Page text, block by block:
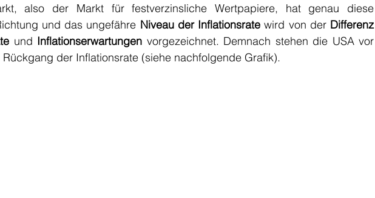
also der Markt für festverzinsliche Wertpapiere, hat genau diese
und das ungefähre Niveau der Inflationsrate wird von der
Differenz
und Inflationserwartungen vorgezeichnet. Demnach stehen die USA vor
der Inflationsrate (siehe nachfolgende Grafik).